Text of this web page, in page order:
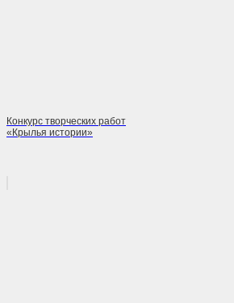
Конкурс творческих работ
«Крылья истории»